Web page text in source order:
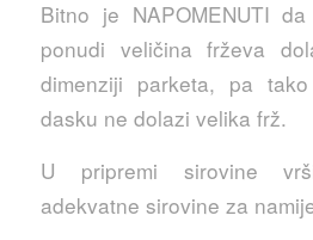
Bitno je NAPOMENUTI
ponudi veličina frževa
dimenziji parketa, pa
dasku ne dolazi velika frž.
U pripremi sirovine
adekvatne sirovine za